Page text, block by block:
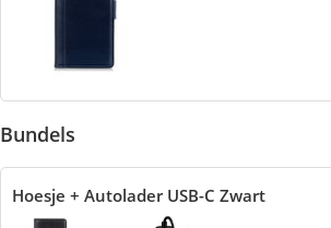
Bundels
Hoesje + Autolader USB-C Zwart